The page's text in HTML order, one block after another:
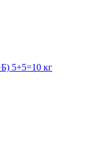
5+5=10 кг